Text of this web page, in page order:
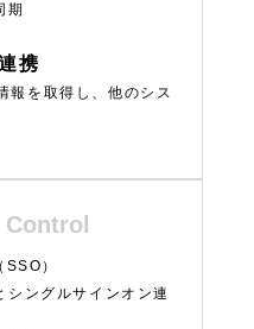
期
携
を取得し、他のシス
SSO）
ングルサインオン連